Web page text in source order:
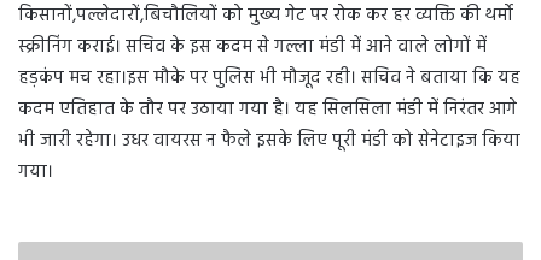
किसानों,पल्लेदारों,बिचौलियों को मुख्य गेट पर रोक कर हर व्यक्ति की थर्मो
स्क्रीनिंग कराई। सचिव के इस कदम से गल्ला मंडी में आने वाले लोगों में
हड़कंप मच रहा।इस मौके पर पुलिस भी मौजूद रही। सचिव ने बताया कि यह
कदम एतिहात के तौर पर उठाया गया है। यह सिलसिला मंडी में निरंतर आगे
भी जारी रहेगा। उधर वायरस न फैले इसके लिए पूरी मंडी को सेनेटाइज किया
गया।